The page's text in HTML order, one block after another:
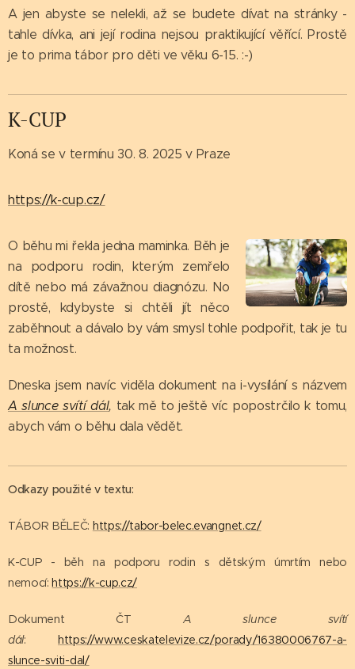
A jen abyste se nelekli, až se budete dívat na stránky -
tahle dívka, ani její rodina nejsou praktikující věřící. Prostě
je to prima tábor pro děti ve věku 6-15. :-)
K-CUP
Koná se v termínu 30. 8. 2025 v Praze
https://k-cup.cz/
O běhu mi řekla jedna maminka. Běh je
na podporu rodin, kterým zemřelo
dítě nebo má závažnou diagnózu. No
prostě, kdybyste si chtěli jít něco
zaběhnout a dávalo by vám smysl tohle podpořit, tak je tu
ta možnost.
Dneska jsem navíc viděla dokument na i-vysílání s názvem
A slunce svítí dál, tak mě to ještě víc popostrčilo k tomu,
abych vám o běhu dala vědět.
Odkazy použité v textu:
TÁBOR BĚLEČ: https://tabor-belec.evangnet.cz/
K-CUP - běh na podporu rodin s dětským úmrtím nebo
nemocí:https://k-cup.cz/
Dokument ČT A slunce svítí
dál: https://www.ceskatelevize.cz/porady/16380006767-a-
slunce-sviti-dal/